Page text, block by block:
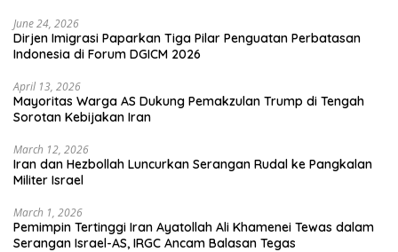
June 24, 2026
Dirjen Imigrasi Paparkan Tiga Pilar Penguatan Perbatasan
Indonesia di Forum DGICM 2026
April 13, 2026
Mayoritas Warga AS Dukung Pemakzulan Trump di Tengah
Sorotan Kebijakan Iran
March 12, 2026
Iran dan Hezbollah Luncurkan Serangan Rudal ke Pangkalan
Militer Israel
March 1, 2026
Pemimpin Tertinggi Iran Ayatollah Ali Khamenei Tewas dalam
Serangan Israel-AS, IRGC Ancam Balasan Tegas